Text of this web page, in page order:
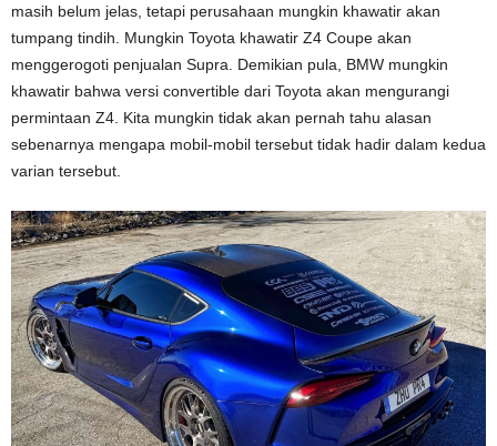
masih belum jelas, tetapi perusahaan mungkin khawatir akan
tumpang tindih. Mungkin Toyota khawatir Z4 Coupe akan
menggerogoti penjualan Supra. Demikian pula, BMW mungkin
khawatir bahwa versi convertible dari Toyota akan mengurangi
permintaan Z4. Kita mungkin tidak akan pernah tahu alasan
sebenarnya mengapa mobil-mobil tersebut tidak hadir dalam kedua
varian tersebut.